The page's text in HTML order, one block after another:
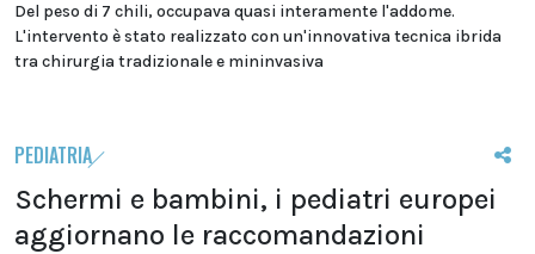
Del peso di 7 chili, occupava quasi interamente l'addome.
L'intervento è stato realizzato con un'innovativa tecnica ibrida
tra chirurgia tradizionale e mininvasiva
PEDIATRIA
Schermi e bambini, i pediatri europei
aggiornano le raccomandazioni